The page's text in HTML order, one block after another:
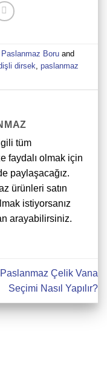
Paslanmaz Boru and
dirsek, paslanmaz
tüm
faydalı olmak için
paylaşacağız.
ürünleri satın
istiyorsanız
arayabilirsiniz.
Paslanmaz Çelik Vana
Seçimi Nasıl Yapılır?